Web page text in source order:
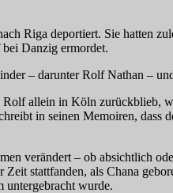
Riga deportiert. Sie hatten
bei Danzig ermordet.
– darunter Rolf Nathan –
allein in Köln zurückblieb,
in seinen Memoiren,
verändert – ob absichtlich
stattfanden, als Chana
untergebracht wurde.